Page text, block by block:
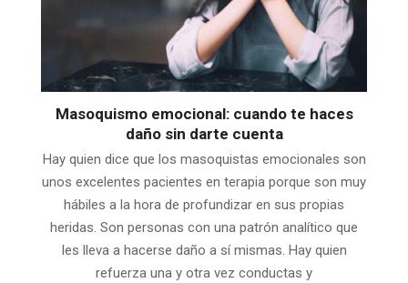
Masoquismo emocional: cuando te haces
daño sin darte cuenta
Hay quien dice que los masoquistas emocionales son
unos excelentes pacientes en terapia porque son muy
hábiles a la hora de profundizar en sus propias
heridas. Son personas con una patrón analítico que
les lleva a hacerse daño a sí mismas. Hay quien
refuerza una y otra vez conductas y